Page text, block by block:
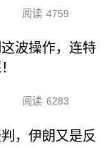
阅读 4759
波操作，连特
阅读 6283
，伊朗又是反